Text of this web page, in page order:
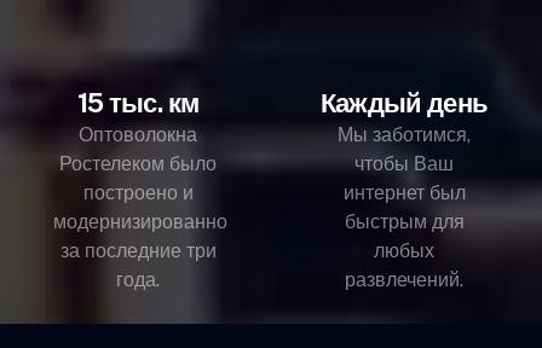
15 тыс. км
Оптоволокна
Ростелеком было
построено и
модернизированно
за последние три
года.
Каждый день
Мы заботимся,
чтобы Ваш
интернет был
быстрым для
любых
развлечений.